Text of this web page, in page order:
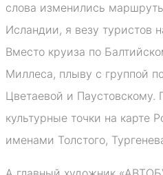
слова изменились
Исландии, я везу туристов
Вместо круиза по
Миллеса, плыву с группой
Цветаевой и
культурные точки на карте
именами Толстого,